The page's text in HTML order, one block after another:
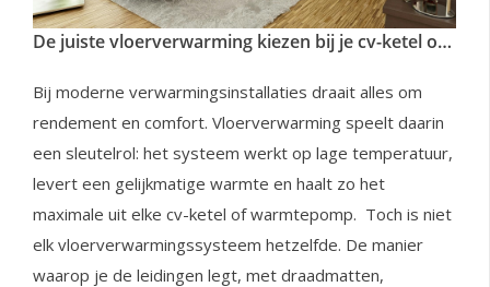
De juiste vloerverwarming kiezen bij je cv-ketel of warmtepomp: draadmatten, tackerplaten of noppenplaten?
Bij moderne verwarmingsinstallaties draait alles om
rendement en comfort. Vloerverwarming speelt daarin
een sleutelrol: het systeem werkt op lage temperatuur,
levert een gelijkmatige warmte en haalt zo het
maximale uit elke cv-ketel of warmtepomp. Toch is niet
elk vloerverwarmingssysteem hetzelfde. De manier
waarop je de leidingen legt, met draadmatten,